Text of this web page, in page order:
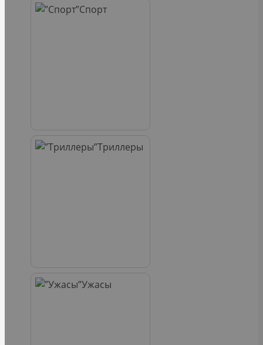
Спорт
Триллеры
Ужасы